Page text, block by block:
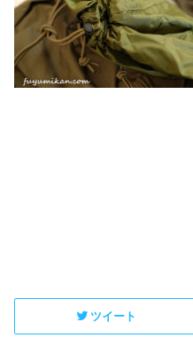
ツイート